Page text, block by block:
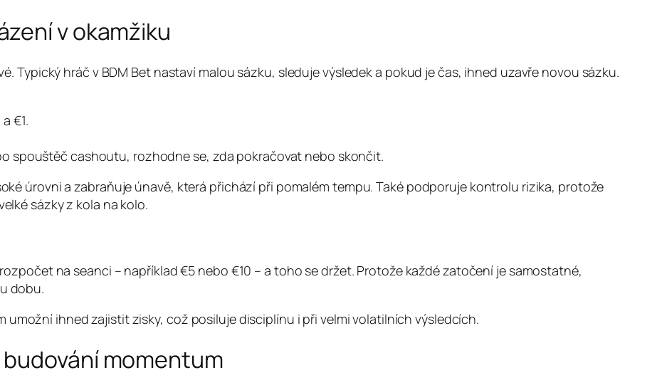
v okamžiku
Typický hráč v BDM Bet nastaví malou sázku, sleduje výsledek a pokud je čas, ihned uzavře novou sázku.
€1.
spouštěč cashoutu, rozhodne se, zda pokračovat nebo skončit.
úrovni a zabraňuje únavě, která přichází při pomalém tempu. Také podporuje kontrolu rizika, protože
sázky z kola na kolo.
na seanci – například €5 nebo €10 – a toho se držet. Protože každé zatočení je samostatné,
dobu.
umožní ihned zajistit zisky, což posiluje disciplínu i při velmi volatilních výsledcích.
budování momentum